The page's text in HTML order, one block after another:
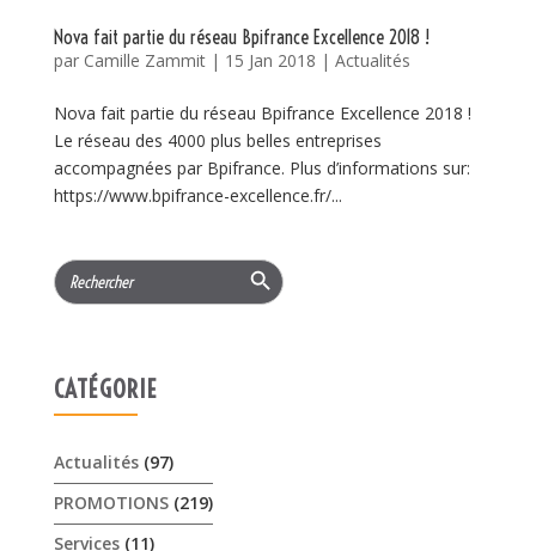
Nova fait partie du réseau Bpifrance Excellence 2018 !
par Camille Zammit| 15 Jan 2018 | Actualités
Nova fait partie du réseau Bpifrance Excellence 2018 !
Le réseau des 4000 plus belles entreprises
accompagnées par Bpifrance. Plus d’informations sur:
https://www.bpifrance-excellence.fr/...
Search
for:
Search Button
CATÉGORIE
Actualités(97)
PROMOTIONS(219)
Services(11)